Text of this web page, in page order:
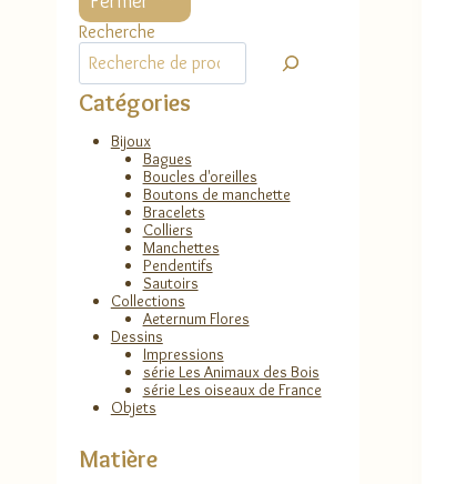
Recherche
Catégories
Bijoux
Bagues
Boucles d'oreilles
Boutons de manchette
Bracelets
Colliers
Manchettes
Pendentifs
Sautoirs
Collections
Aeternum Flores
Dessins
Impressions
série Les Animaux des Bois
série Les oiseaux de France
Objets
Matière